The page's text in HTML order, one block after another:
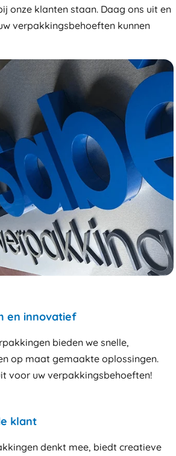
onze klanten staan. Daag ons uit en
verpakkingsbehoeften kunnen
en innovatief
bieden we snelle,
op maat gemaakte oplossingen.
voor uw verpakkingsbehoeften!
klant
denkt mee, biedt creatieve